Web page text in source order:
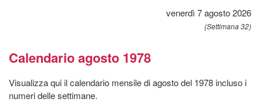
venerdì 7 agosto 2026
(Settimana 32)
Calendario agosto 1978
Visualizza qui il calendario mensile di agosto del 1978 incluso i
numeri delle settimane.